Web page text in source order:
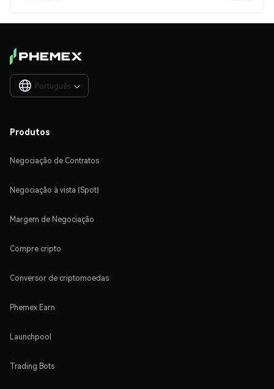
Português 
Produtos
Negociação de Contratos
Negociação à vista (Spot)
Margem de Negociação
Compre cripto
Conversor de criptomoedas
Phemex Earn
Launchpool
Trading Bots